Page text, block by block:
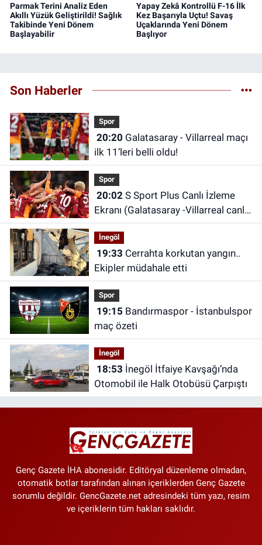
Parmak Terini Analiz Eden
Akıllı Yüzük Geliştirildi! Sağlık
Takibinde Yeni Dönem
Başlayabilir
Yapay Zekâ Kontrollü F-16 İlk
Kez Başarıyla Uçtu! Savaş
Uçaklarında Yeni Dönem
Başlıyor
Son Haberler
Spor
20:20
ilk 11’leri belli oldu!
Spor
20:02S Sport Plus Canlı İzleme
Ekranı (Galatasaray -Villarreal canlı
izle) | S Sport Plus nereden izlenir,
hangi platformda?
İnegöl
19:33
Ekipler müdahale etti
Spor
19:15
maç özeti
İnegöl
18:53
Otomobil ile Halk Otobüsü Çarpıştı
Genç Gazete İHA abonesidir. Editöryal düzenleme olmadan,
otomatik botlar tarafından alınan içeriklerden Genç Gazete
sorumlu değildir. GencGazete.net adresindeki tüm yazı, resim
ve içeriklerin tüm hakları saklıdır.